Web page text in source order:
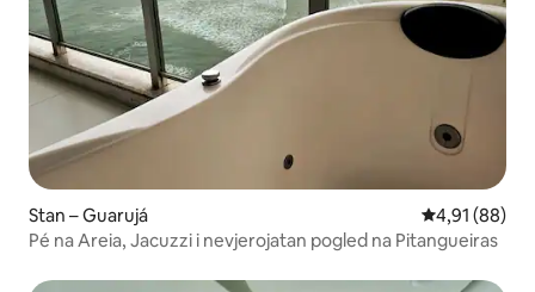
Stan – Guarujá Prosječna
4,91 (88)
Pé na Areia, Jacuzzi i nevjerojatan pogled na Pitangueiras